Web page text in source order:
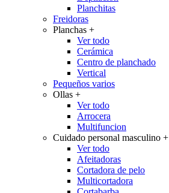
Planchitas
Freidoras
Planchas +
Ver todo
Cerámica
Centro de planchado
Vertical
Pequeños varios
Ollas +
Ver todo
Arrocera
Multifuncion
Cuidado personal masculino +
Ver todo
Afeitadoras
Cortadora de pelo
Multicortadora